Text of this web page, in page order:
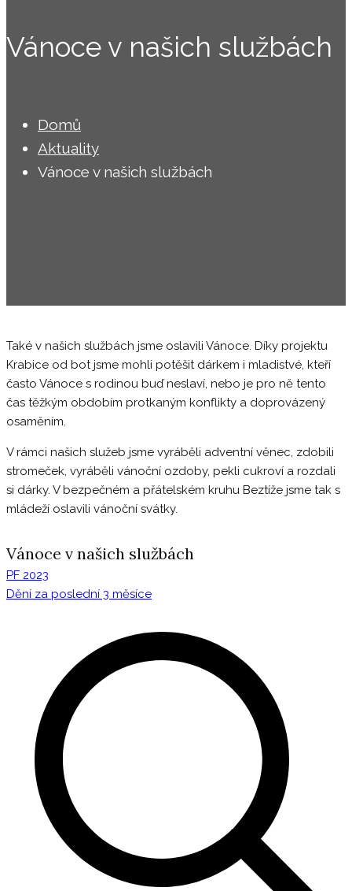
Vánoce v našich službách
Domů
Aktuality
Vánoce v našich službách
Také v našich službách jsme oslavili Vánoce. Díky projektu
Krabice od bot jsme mohli potěšit dárkem i mladistvé, kteří
často Vánoce s rodinou buď neslaví, nebo je pro ně tento
čas těžkým obdobím protkaným konflikty a doprovázený
osaměním.
V rámci našich služeb jsme vyráběli adventní věnec, zdobili
stromeček, vyráběli vánoční ozdoby, pekli cukroví a rozdali
si dárky. V bezpečném a přátelském kruhu Beztíže jsme tak s
mládeží oslavili vánoční svátky.
Vánoce v našich službách
Navigace
pro
příspěvek
PF 2023
Dění za poslední 3 měsíce